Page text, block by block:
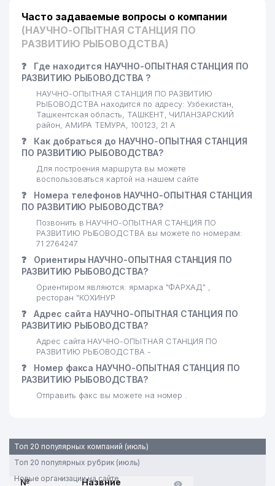
Часто задаваемые вопросы о компании
(НАУЧНО-ОПЫТНАЯ СТАНЦИЯ ПО
РАЗВИТИЮ РЫБОВОДСТВА)
❓
Где находится НАУЧНО-ОПЫТНАЯ СТАНЦИЯ ПО
РАЗВИТИЮ РЫБОВОДСТВА ?
НАУЧНО-ОПЫТНАЯ СТАНЦИЯ ПО РАЗВИТИЮ
РЫБОВОДСТВА находится по адресу: Узбекистан,
Ташкентская область, ТАШКЕНТ, ЧИЛАНЗАРСКИЙ
район, АМИРА ТЕМУРА, 100123, 21 А
❓
Как добраться до НАУЧНО-ОПЫТНАЯ СТАНЦИЯ
ПО РАЗВИТИЮ РЫБОВОДСТВА?
Для построения маршрута вы можете
воспользоваться картой на нашем сайте
❓
Номера телефонов НАУЧНО-ОПЫТНАЯ СТАНЦИЯ
ПО РАЗВИТИЮ РЫБОВОДСТВА?
Позвонить в НАУЧНО-ОПЫТНАЯ СТАНЦИЯ ПО
РАЗВИТИЮ РЫБОВОДСТВА вы можете по номерам:
71 2764247
❓
Ориентиры НАУЧНО-ОПЫТНАЯ СТАНЦИЯ ПО
РАЗВИТИЮ РЫБОВОДСТВА?
Ориентиром являются: ярмарка "ФАРХАД" ,
ресторан "КОХИНУР
❓
Адрес сайта НАУЧНО-ОПЫТНАЯ СТАНЦИЯ ПО
РАЗВИТИЮ РЫБОВОДСТВА?
Адрес сайта НАУЧНО-ОПЫТНАЯ СТАНЦИЯ ПО
РАЗВИТИЮ РЫБОВОДСТВА -
❓
Номер факса НАУЧНО-ОПЫТНАЯ СТАНЦИЯ ПО
РАЗВИТИЮ РЫБОВОДСТВА?
Отправить факс вы можете на номер .
Топ 20 популярных компаний (июль)
Топ 20 популярных рубрик (июль)
Новые организации на сайте
№ Назвние